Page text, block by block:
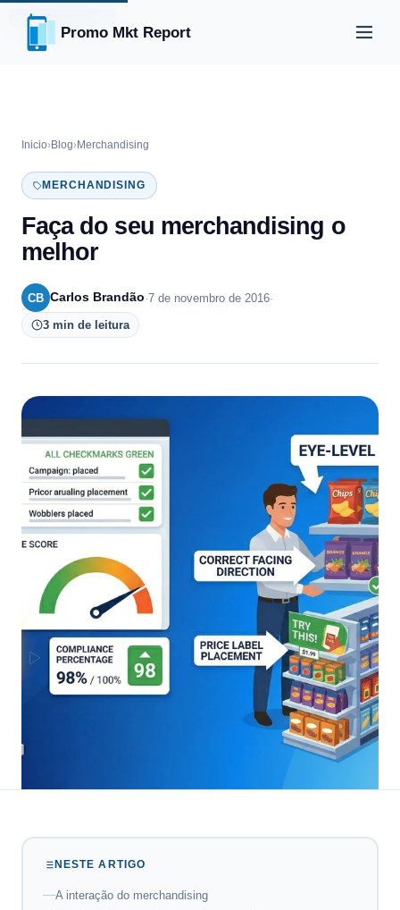
Promo Mkt Report
Inicio›Blog›Merchandising
MERCHANDISING
Faça do seu merchandising o
melhor
CB Carlos Brandão·7 de novembro de 2016·
3 min de leitura
NESTE ARTIGO
A interação do merchandising
TRADE MARKETING
TECNOLOGIA